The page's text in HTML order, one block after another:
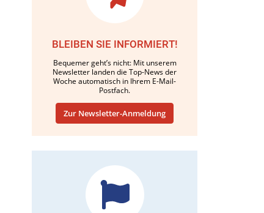
BLEIBEN SIE INFORMIERT!
Bequemer geht’s nicht: Mit unserem
Newsletter landen die Top-News der
Woche automatisch in Ihrem E-Mail-
Postfach.
Zur Newsletter-Anmeldung